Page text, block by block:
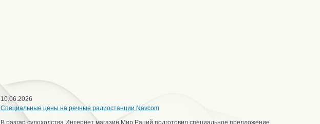
10.06.2026
Специальные цены на речные радиостанции Navcom
В разгар судоходства Интернет магазин Мир Раций подготовил специальное предложение